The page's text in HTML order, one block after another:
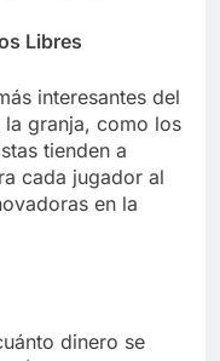
Libres
interesantes del
granja, como los
tienden a
cada jugador al
en la
dinero se